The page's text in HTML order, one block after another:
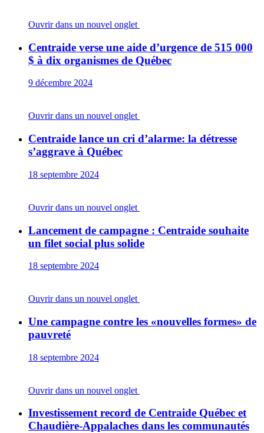
Ouvrir dans un nouvel onglet
Centraide verse une aide d’urgence de 515 000
$ à dix organismes de Québec
9 décembre 2024
Ouvrir dans un nouvel onglet
Centraide lance un cri d’alarme: la détresse
s’aggrave à Québec
18 septembre 2024
Ouvrir dans un nouvel onglet
Lancement de campagne : Centraide souhaite
un filet social plus solide
18 septembre 2024
Ouvrir dans un nouvel onglet
Une campagne contre les «nouvelles formes» de
pauvreté
18 septembre 2024
Ouvrir dans un nouvel onglet
Investissement record de Centraide Québec et
Chaudière-Appalaches dans les communautés